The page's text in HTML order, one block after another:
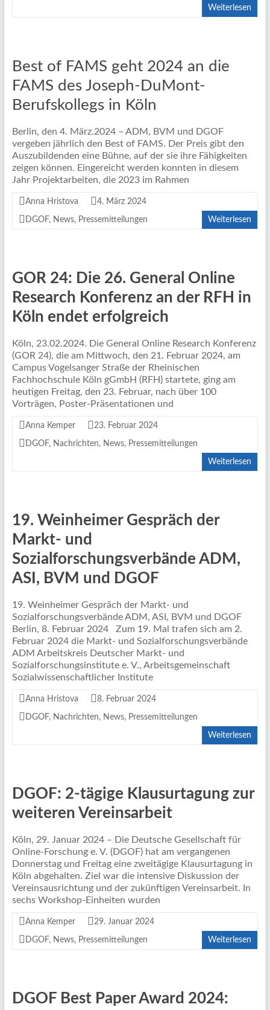
Weiterlesen
Best of FAMS geht 2024 an die
FAMS des Joseph-DuMont-
Berufskollegs in Köln
Berlin, den 4. März.2024 – ADM, BVM und DGOF
vergeben jährlich den Best of FAMS. Der Preis gibt den
Auszubildenden eine Bühne, auf der sie ihre Fähigkeiten
zeigen können. Eingereicht werden konnten in diesem
Jahr Projektarbeiten, die 2023 im Rahmen
Anna Hristova 4. März 2024
DGOF, News, Pressemitteilungen Weiterlesen
GOR 24: Die 26. General Online
Research Konferenz an der RFH in
Köln endet erfolgreich
Köln, 23.02.2024. Die General Online Research Konferenz
(GOR 24), die am Mittwoch, den 21. Februar 2024, am
Campus Vogelsanger Straße der Rheinischen
Fachhochschule Köln gGmbH (RFH) startete, ging am
heutigen Freitag, den 23. Februar, nach über 100
Vorträgen, Poster-Präsentationen und
Anna Kemper 23. Februar 2024
DGOF, Nachrichten, News, Pressemitteilungen
Weiterlesen
19. Weinheimer Gespräch der
Markt- und
Sozialforschungsverbände ADM,
ASI, BVM und DGOF
19. Weinheimer Gespräch der Markt- und
Sozialforschungsverbände ADM, ASI, BVM und DGOF
Berlin, 8. Februar 2024 Zum 19. Mal trafen sich am 2.
Februar 2024 die Markt- und Sozialforschungsverbände
ADM Arbeitskreis Deutscher Markt- und
Sozialforschungsinstitute e. V., Arbeitsgemeinschaft
Sozialwissenschaftlicher Institute
Anna Hristova 8. Februar 2024
DGOF, Nachrichten, News, Pressemitteilungen
Weiterlesen
DGOF: 2-tägige Klausurtagung zur
weiteren Vereinsarbeit
Köln, 29. Januar 2024 – Die Deutsche Gesellschaft für
Online-Forschung e. V. (DGOF) hat am vergangenen
Donnerstag und Freitag eine zweitägige Klausurtagung in
Köln abgehalten. Ziel war die intensive Diskussion der
Vereinsausrichtung und der zukünftigen Vereinsarbeit. In
sechs Workshop-Einheiten wurden
Anna Kemper 29. Januar 2024
DGOF, News, Pressemitteilungen Weiterlesen
DGOF Best Paper Award 2024: